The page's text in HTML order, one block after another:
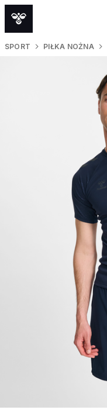
SPORT PIŁKA NOŻNA